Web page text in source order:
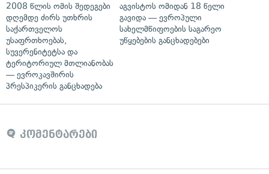
2008 წლის ომის შედეგები
დღემდე ძირს უთხრის
საქართველოს
უსაფრთხოებას,
სუვერენიტეტსა და
ტერიტორიულ მთლიანობას
— ევროკავშირის
პრესპიკერის განცხადება
აგვისტოს ომიდან 18 წელი
გავიდა — ევროპული
სახელმწიფოების საგარეო
უწყებების განცხადებები
კომენტარები